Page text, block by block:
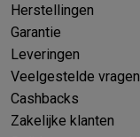
Herstellingen
Garantie
Leveringen
Veelgestelde vragen
Cashbacks
Zakelijke klanten